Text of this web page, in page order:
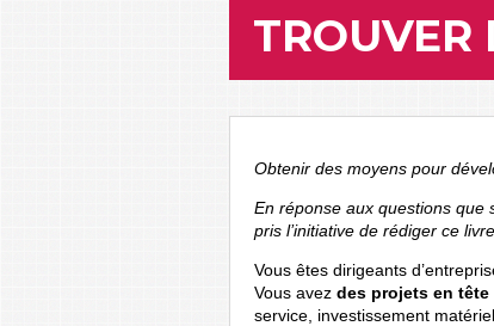
TROUVER
Obtenir des moyens pour
En réponse aux questions que
pris l’initiative de rédiger ce
Vous êtes dirigeants
Vous avez des projets en tête
service, investissement